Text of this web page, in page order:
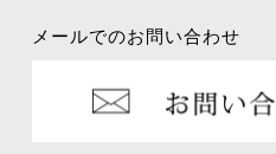
メールでのお問い合わせ